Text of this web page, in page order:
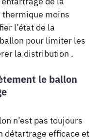
moins
l’état de la
pour limiter les
la distribution .
le ballon
n’est pas toujours
détartrage efficace et